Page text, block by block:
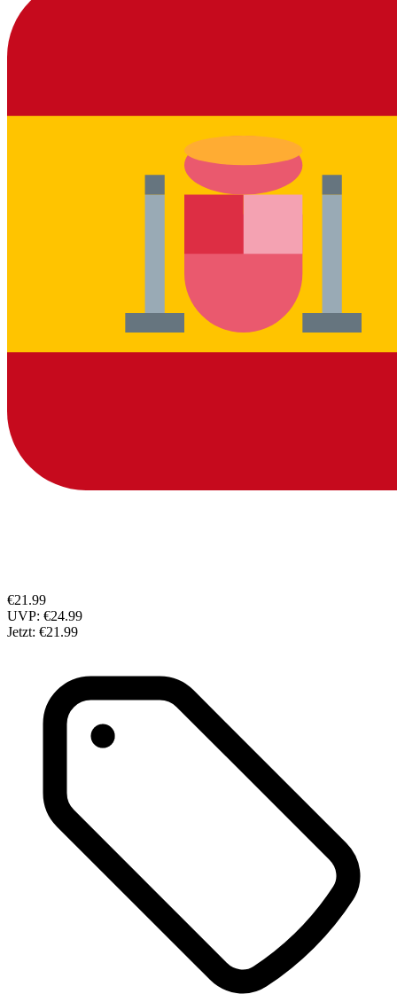
€21.99
UVP: €24.99
Jetzt: €21.99